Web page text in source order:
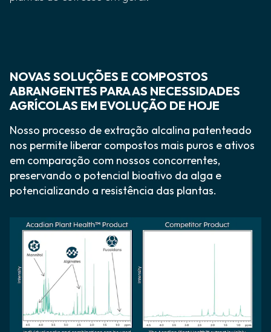
NOVAS SOLUÇÕES E COMPOSTOS
ABRANGENTES PARA AS NECESSIDADES
AGRÍCOLAS EM EVOLUÇÃO DE HOJE
Nosso processo de extração alcalina patenteado
nos permite liberar compostos mais puros e ativos
em comparação com nossos concorrentes,
preservando o potencial bioativo da alga e
potencializando a resistência das plantas.